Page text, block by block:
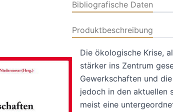
Bibliografische Daten
Produktbeschreibung
Die ökologische Krise,
stärker ins Zentrum
Gewerkschaften und
jedoch in den aktuellen
meist eine